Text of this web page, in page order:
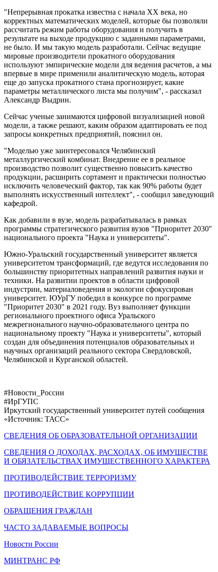
"Непрерывная прокатка известна с начала ХХ века, но
корректных математических моделей, которые бы позволяли
рассчитать режим работы оборудования и получить в
результате на выходе продукцию с заданными параметрами,
не было. И мы такую модель разработали. Сейчас ведущие
мировые производители прокатного оборудования
используют эмпирические модели для ведения расчетов, а мы
впервые в мире применили аналитическую модель, которая
еще до запуска прокатного стана прогнозирует, какие
параметры металлического листа мы получим", - рассказал
Александр Выдрин.
Сейчас ученые занимаются цифровой визуализацией новой
модели, а также решают, каким образом адаптировать ее под
запросы конкретных предприятий, пояснил он.
"Моделью уже заинтересовался Челябинский
металлургический комбинат. Внедрение ее в реальное
производство позволит существенно повысить качество
продукции, расширить сортамент и практически полностью
исключить человеческий фактор, так как 90% работы будет
выполнять искусственный интеллект", - сообщил заведующий
кафедрой.
Как добавили в вузе, модель разрабатывалась в рамках
программы стратегического развития вузов "Приоритет 2030"
национального проекта "Наука и университеты".
Южно-Уральский государственный университет является
университетом трансформаций, где ведутся исследования по
большинству приоритетных направлений развития науки и
техники. На развитии проектов в области цифровой
индустрии, материаловедения и экологии сфокусирован
университет. ЮУрГУ победил в конкурсе по программе
"Приоритет 2030" в 2021 году. Вуз выполняет функции
регионального проектного офиса Уральского
межрегионального научно-образовательного центра по
национальному проекту "Наука и университеты", который
создан для объединения потенциалов образовательных и
научных организаций реального сектора Свердловской,
Челябинской и Курганской областей.
#Новости_России
#ИрГУПС
Иркутский государственный университет путей сообщения
«Источник: ТАСС»
СВЕДЕНИЯ ОБ ОБРАЗОВАТЕЛЬНОЙ ОРГАНИЗАЦИИ
СВЕДЕНИЯ О ДОХОДАХ, РАСХОДАХ, ОБ ИМУЩЕСТВЕ
И ОБЯЗАТЕЛЬСТВАХ ИМУЩЕСТВЕННОГО ХАРАКТЕРА
ПРОТИВОДЕЙСТВИЕ ТЕРРОРИЗМУ
ПРОТИВОДЕЙСТВИЕ КОРРУПЦИИ
ОБРАЩЕНИЯ ГРАЖДАН
ЧАСТО ЗАДАВАЕМЫЕ ВОПРОСЫ
Новости России
МИНТРАНС РФ